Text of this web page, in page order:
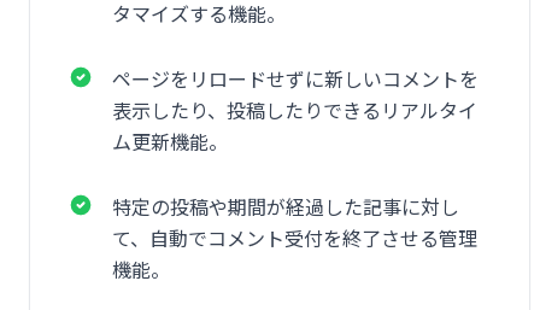
タマイズする機能。
ページをリロードせずに新しいコメントを
表示したり、投稿したりできるリアルタイ
ム更新機能。
特定の投稿や期間が経過した記事に対し
て、自動でコメント受付を終了させる管理
機能。